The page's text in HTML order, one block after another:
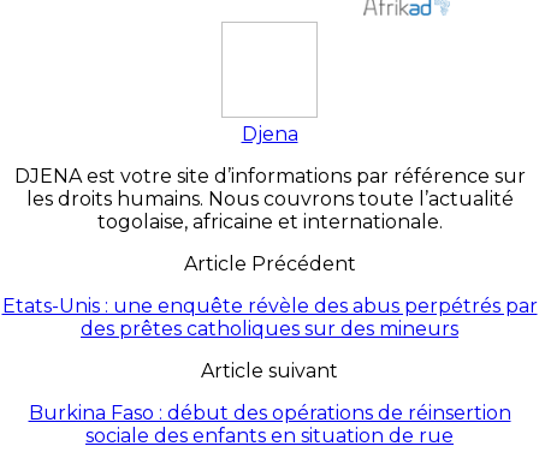
Djena
DJENA est votre site d’informations par référence sur
les droits humains. Nous couvrons toute l’actualité
togolaise, africaine et internationale.
Article Précédent
Etats-Unis : une enquête révèle des abus perpétrés par
des prêtes catholiques sur des mineurs
Article suivant
Burkina Faso : début des opérations de réinsertion
sociale des enfants en situation de rue